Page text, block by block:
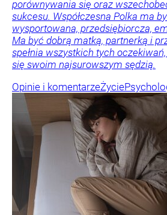
porównywania się oraz
sukcesu. Współczesna Polka ma
wysportowana, przedsiębiorcza,
Ma być dobrą matką, partnerką i
spełnia wszystkich tych
się swoim najsurowszym sędzią.
Opinie i komentarzeŻycie